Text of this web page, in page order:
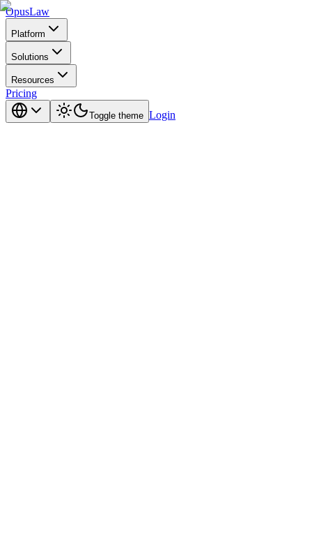
OpusLaw
Platform
Solutions
Resources
Pricing
Toggle theme Login